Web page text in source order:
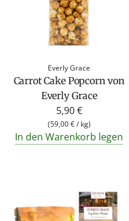
Everly Grace
Carrot Cake Popcorn von
Everly Grace
5,90 €
(59,00 €/ kg)
In den Warenkorb legen